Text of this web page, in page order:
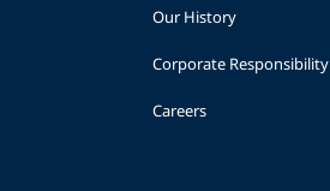
Our History
Corporate Responsibility
Careers